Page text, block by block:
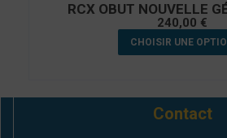
RCX OBUT NOUVELLE
240,00 €
CHOISIR UNE
Contact